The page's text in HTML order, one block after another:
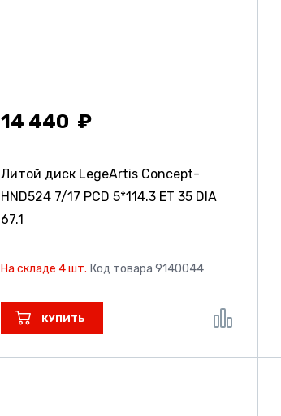
14 440
Литой диск LegeArtis Concept-
HND524 7/17 PCD 5*114.3 ET 35 DIA
67.1
На складе 4 шт. Код товара 9140044
КУПИТЬ